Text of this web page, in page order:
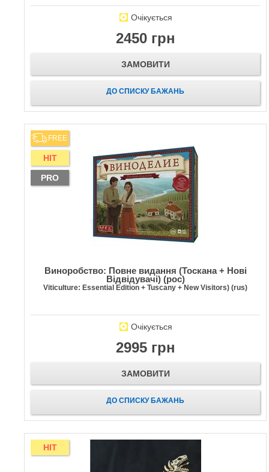
Очікується
2450 грн
ЗАМОВИТИ
ДО СПИСКУ БАЖАНЬ
FREE
HIT
PRO
Виноробство: Повне видання (Тоскана + Нові
Відвідувачі) (рос)
Viticulture: Essential Edition + Tuscany + New Visitors) (rus)
Очікується
2995 грн
ЗАМОВИТИ
ДО СПИСКУ БАЖАНЬ
HIT